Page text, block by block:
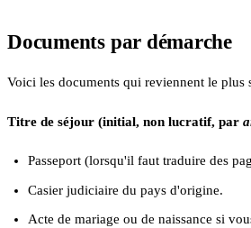
Documents par démarche
Voici les documents qui reviennent le plus
Titre de séjour (initial, non lucratif, par
Passeport (lorsqu'il faut traduire des
Casier judiciaire du pays d'origine.
Acte de mariage ou de naissance si